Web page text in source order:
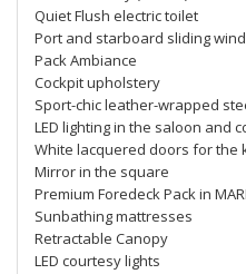
Quiet Flush electric toilet
Port and starboard sliding
Pack Ambiance
Cockpit upholstery
Sport-chic leather-wrapped
LED lighting in the saloon and
White lacquered doors for the
Mirror in the square
Premium Foredeck Pack in
Sunbathing mattresses
Retractable Canopy
LED courtesy lights